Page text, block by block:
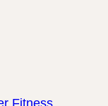
Fitness